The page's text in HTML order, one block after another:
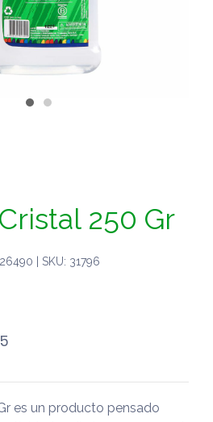
250 Gr
| SKU: 31796
es un producto pensado